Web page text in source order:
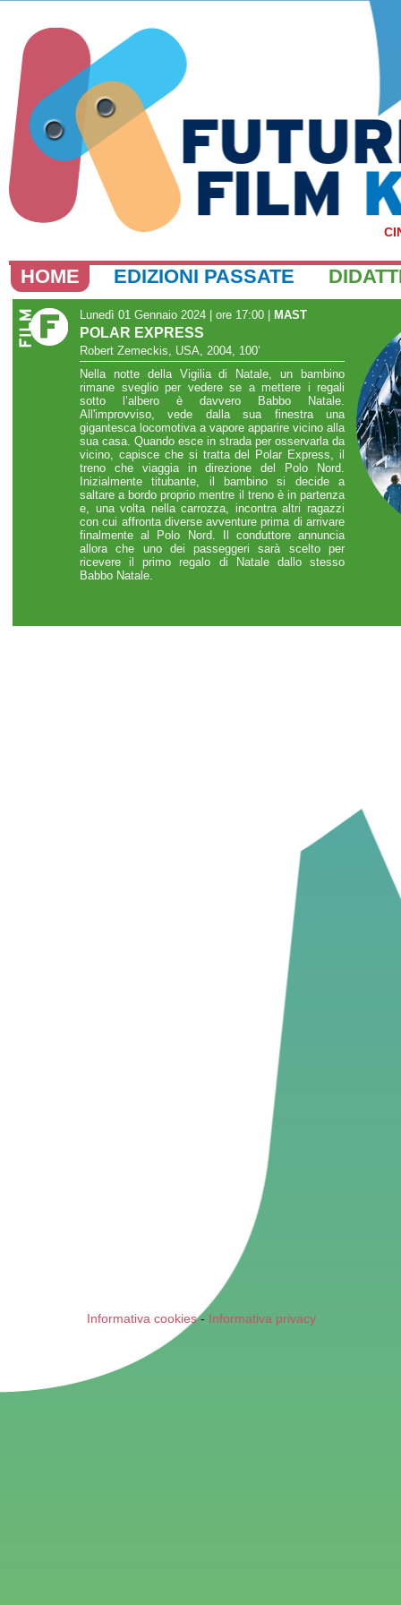
HOME EDIZIONI PASSATE
Lunedì 01 Gennaio 2024 | ore 17:00 MAST
POLAR EXPRESS
Robert Zemeckis, USA, 2004, 100’
Nella notte della Vigilia di Natale, un bambino
rimane sveglio per vedere se a mettere i regali
sotto l’albero è davvero Babbo Natale.
All'improvviso, vede dalla sua finestra una
gigantesca locomotiva a vapore apparire vicino alla
sua casa. Quando esce in strada per osservarla da
vicino, capisce che si tratta del Polar Express, il
treno che viaggia in direzione del Polo Nord.
Inizialmente titubante, il bambino si decide a
saltare a bordo proprio mentre il treno è in partenza
e, una volta nella carrozza, incontra altri ragazzi
con cui affronta diverse avventure prima di arrivare
finalmente al Polo Nord. Il conduttore annuncia
allora che uno dei passeggeri sarà scelto per
ricevere il primo regalo di Natale dallo stesso
Babbo Natale.
Informativa cookies- Informativa privacy